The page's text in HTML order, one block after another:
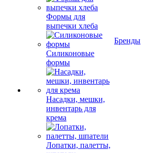
Формы для
выпечки хлеба
Силиконовые
формы
Насадки, мешки,
инвентарь для
крема
Лопатки, палетты,
Бренды